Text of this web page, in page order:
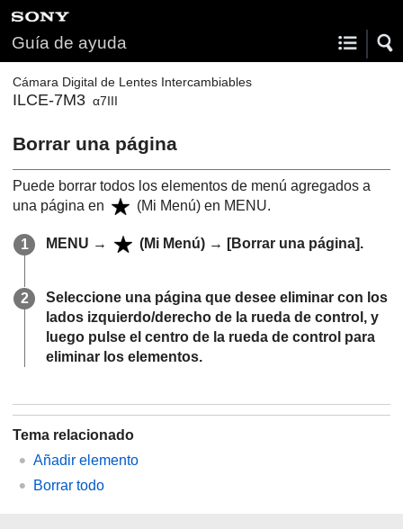
Guía de ayuda
Cámara Digital de Lentes Intercambiables
ILCE-7M3 α7III
Borrar una página
Puede borrar todos los elementos de menú agregados a
una página en
(Mi Menú) en MENU.
MENU → (Mi Menú) → [Borrar una página].
Seleccione una página que desee eliminar con los
lados izquierdo/derecho de la rueda de control, y
luego pulse el centro de la rueda de control para
eliminar los elementos.
Tema relacionado
Añadir elemento
Borrar todo